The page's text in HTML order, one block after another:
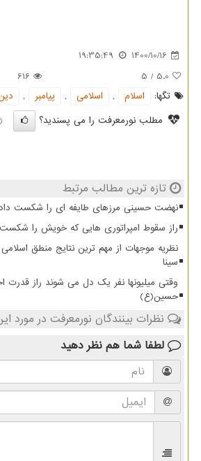
1400/10/16
19:35:49
5.0
/
5
616
تگها:
اسلام , اسلامی , پیامبر ,
مطلب نورمعرفت را می پسندید؟
(1)
تازه ترین مطالب مرتبط
نهضت حسینی مرزهای طایفه ای را شکست
راز سقوط امپراتوری هایی که خویش را شکست
نظریه موجهات از مهم ترین نتایج منطق اسلامی
سینا
وقتی میلیونها نفر یک دل می شوند راز قدرت
حسین(ع)
نظرات بینندگان نورمعرفت در مورد
لطفا شما هم نظر دهید